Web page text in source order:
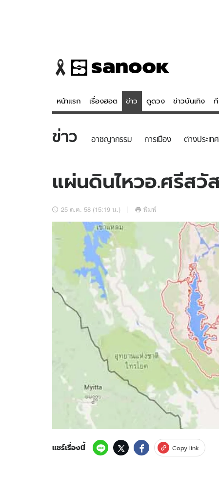
หน้าแรก เรื่องฮอต ข่าว ดูดวง ข่าวบันเทิง
ข่าว
ข่าวบันเทิง
อัปเดตจีน
เช็กข่าวชัวร์
ดูดวง -
สถิติหวยไทย
ดาวน์โหลดสนุกแอปฟรี ติดตามสนุกโซเ
2569บริษัท อิมเมจ ฟิวเจอร์ (ประเทศไทย) จำกัด
ข่าว อาชญากรรม การเมือง ต่างประเทศ
แผ่นดินไหวอ.ศรีสวั
25 ต.ค. 58 (15:19 น.) พิมพ์
แชร์เรื่องนี้ Copy link